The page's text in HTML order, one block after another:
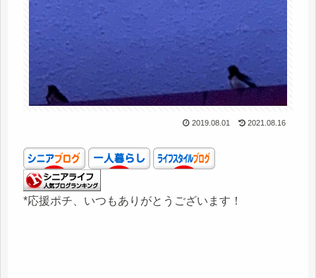
2019.08.01 2021.08.16
*応援ポチ、いつもありがとうございます！